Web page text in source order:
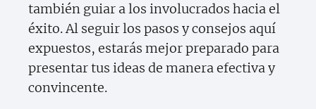
también guiar a los involucrados hacia el
éxito. Al seguir los pasos y consejos aquí
expuestos, estarás mejor preparado para
presentar tus ideas de manera efectiva y
convincente.